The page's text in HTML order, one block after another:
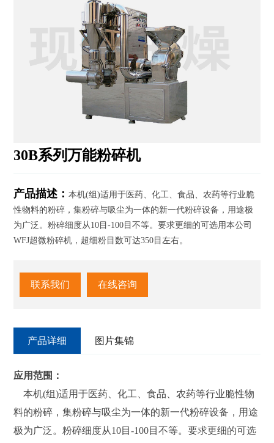
们
30B系列万能粉碎机
产品描述：本机(组)适用于医药、化工、食品、农药等行业脆
性物料的粉碎，集粉碎与吸尘为一体的新一代粉碎设备，用途极
为广泛。粉碎细度从10目-100目不等。要求更细的可选用本公司
WFJ超微粉碎机，超细粉目数可达350目左右。
联系我们 在线咨询
产品详细 图片集锦
应用范围：
本机(组)适用于医药、化工、食品、农药等行业脆性物
料的粉碎，集粉碎与吸尘为一体的新一代粉碎设备，用途
极为广泛。粉碎细度从10目-100目不等。要求更细的可选